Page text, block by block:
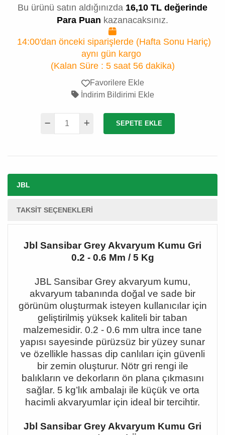
Bu ürünü satın aldığınızda 16,10 TL değerinde
Para Puan kazanacaksınız.
14:00'dan önceki siparişlerde (Hafta Sonu Hariç)
aynı gün kargo
(Kalan Süre : 5 saat 56 dakika)
Favorilere Ekle
İndirim Bildirimi Ekle
SEPETE EKLE
JBL
TAKSIT SEÇENEKLERI
Jbl Sansibar Grey Akvaryum Kumu Gri
0.2 - 0.6 Mm / 5 Kg
JBL Sansibar Grey akvaryum kumu,
akvaryum tabanında doğal ve sade bir
görünüm oluşturmak isteyen kullanıcılar için
geliştirilmiş yüksek kaliteli bir taban
malzemesidir. 0.2 - 0.6 mm ultra ince tane
yapısı sayesinde pürüzsüz bir yüzey sunar
ve özellikle hassas dip canlıları için güvenli
bir zemin oluşturur. Nötr gri rengi ile
balıkların ve dekorların ön plana çıkmasını
sağlar. 5 kg’l ık ambalajı ile küçük ve orta
hacimli akvaryumlar için ideal bir tercihtir.
Jbl Sansibar Grey Akvaryum Kumu Gri